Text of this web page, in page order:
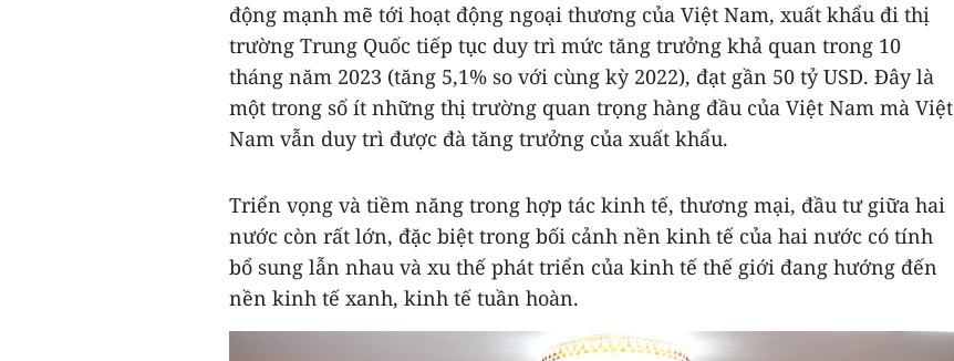
động mạnh mẽ tới hoạt động ngoại thương của Việt Nam, xuất khẩu đi thị
trường Trung Quốc tiếp tục duy trì mức tăng trưởng khả quan trong 10
tháng năm 2023 (tăng 5,1% so với cùng kỳ 2022), đạt gần 50 tỷ USD. Đây là
một trong số ít những thị trường quan trọng hàng đầu của Việt Nam mà Việt
Nam vẫn duy trì được đà tăng trưởng của xuất khẩu.
Triển vọng và tiềm năng trong hợp tác kinh tế, thương mại, đầu tư giữa hai
nước còn rất lớn, đặc biệt trong bối cảnh nền kinh tế của hai nước có tính
bổ sung lẫn nhau và xu thế phát triển của kinh tế thế giới đang hướng đến
nền kinh tế xanh, kinh tế tuần hoàn.